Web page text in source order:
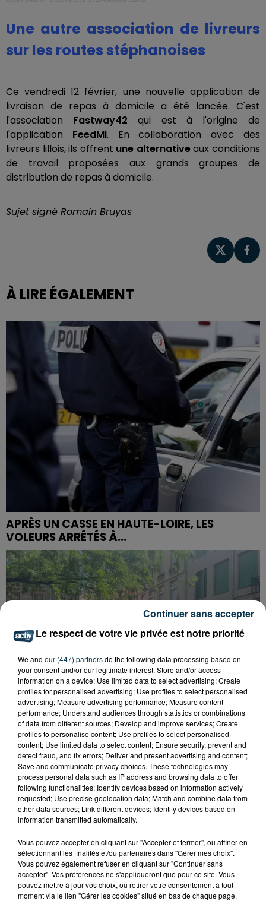
Une autre association de livreurs
sur les routes stéphanoises
Ce vendredi 12 février, une nouvelle application de
livraison de repas à domicile a été lancée. C'est
l'association Fastway42 qui est à l'origine de
l'application FeedMi. En collaboration avec des
livreurs lillois, ils offrent une alternativeaux conditions
de travail proposées aux grands groupes de
distribution de repas à domicile.
Sujet signé Romain Bruyas
À LIRE ÉGALEMENT
APRÈS UN CASSE EN HAUTE-LOIRE, LES
VOLEURS ARRÊTÉS À...
SAINT-ETIENNE : DÉPART DE FEU RUE ROGER
SALENGRO, LE SECTEUR À ÉVITER
Le respect de votre vie privée est notre priorité
We and our (447) partnersdo the following data processing based on
your consent and/or our legitimate interest: Store and/or access
information on a device; Use limited data to select advertising; Create
profiles for personalised advertising; Use profiles to select personalised
advertising; Measure advertising performance; Measure content
performance; Understand audiences through statistics or combinations
of data from different sources; Develop and improve services; Create
profiles to personalise content; Use profiles to select personalised
content; Use limited data to select content; Ensure security, prevent and
detect fraud, and fix errors; Deliver and present advertising and content;
Save and communicate privacy choices. These technologies may
process personal data such as IP address and browsing data to offer
following functionalities: Identify devices based on information actively
requested; Use precise geolocation data; Match and combine data from
other data sources; Link different devices; Identify devices based on
information transmitted automatically.
Vous pouvez accepter en cliquant sur "Accepter et fermer", ou affiner en
sélectionnant les finalités et/ou partenaires dans "Gérer mes choix".
Vous pouvez également refuser en cliquant sur "Continuer sans
accepter". Vos préférences ne s'appliqueront que pour ce site. Vous
pouvez mettre à jour vos choix, ou retirer votre consentement à tout
moment via le lien "Gérer les cookies" situé en bas de chaque page.
Continuer sans accepter